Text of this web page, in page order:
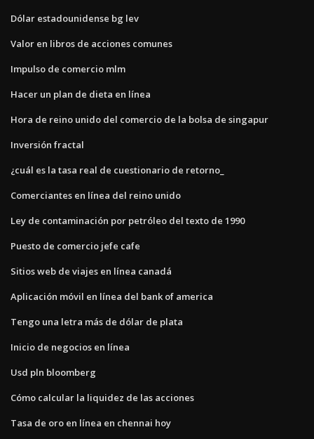
Dólar estadounidense bg lev
Valor en libros de acciones comunes
Impulso de comercio mlm
Hacer un plan de dieta en línea
Hora de reino unido del comercio de la bolsa de singapur
Inversión fractal
¿cuál es la tasa real de cuestionario de retorno_
Comerciantes en línea del reino unido
Ley de contaminación por petróleo del texto de 1990
Puesto de comercio jefe cafe
Sitios web de viajes en línea canadá
Aplicación móvil en línea del bank of america
Tengo una letra más de dólar de plata
Inicio de negocios en línea
Usd pln bloomberg
Cómo calcular la liquidez de las acciones
Tasa de oro en línea en chennai hoy